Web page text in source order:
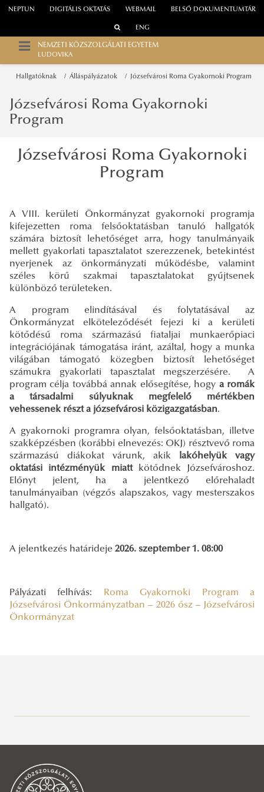
WEBMAIL
NEPTUN DIGITÁLIS OKTATÁS BELSŐ DOKUMENTUMTÁR
ENG
NEMZETI KÖZSZOLGÁLATI EGYETEM
LUDOVIKA
Hallgatóknak Álláspályázatok Józsefvárosi Roma Gyakornoki Program
Hallgatóknak
Tanulmányi információk
Tanulmányi kérelmek
Neptun
Józsefvárosi Roma Gyakornoki
Program
Józsefvárosi Roma Gyakornoki
Program
A VIII. kerületi Önkormányzat gyakornoki programja
kifejezetten roma felsőoktatásban tanuló hallgatók
számára biztosít lehetőséget arra, hogy tanulmányaik
mellett gyakorlati tapasztalatot szerezzenek, betekintést
nyerjenek az önkormányzati működésbe, valamint
széles körű szakmai tapasztalatokat gyűjtsenek
különböző területeken.
A program elindításával és folytatásával az
Önkormányzat elköteleződését fejezi ki a kerületi
kötődésű roma származású fiataljai munkaerőpiaci
integrációjának támogatása iránt, azáltal, hogy a munka
világában támogató közegben biztosít lehetőséget
számukra gyakorlati tapasztalat megszerzésére. A
program célja továbbá annak elősegítése, hogy a romák
a társadalmi súlyuknak megfelelő mértékben
vehessenek részt a józsefvárosi közigazgatásban.
A gyakornoki programra olyan, felsőoktatásban, illetve
szakképzésben (korábbi elnevezés: OKJ) résztvevő roma
származású diákokat várunk, akik lakóhelyük vagy
oktatási intézményük miattkötődnek Józsefvároshoz.
Előnyt jelent, ha a jelentkező előrehaladt
tanulmányaiban (végzős alapszakos, vagy mesterszakos
hallgató).
A jelentkezés határideje 2026. szeptember 1. 08:00
Pályázati felhívás:
Roma Gyakornoki Program a
Józsefvárosi Önkormányzatban – 2026 ősz – Józsefvárosi
Önkormányzat